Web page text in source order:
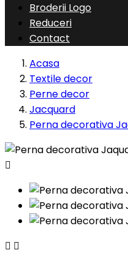
Broderii Logo
Reduceri
Contact
Acasa
Textile decor
Perne decor
Jacquard
Perna decorativa

 